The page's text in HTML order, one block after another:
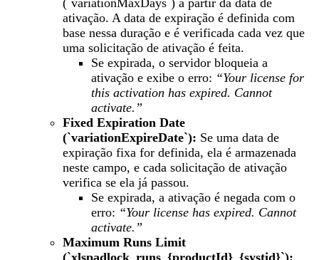
ativação. A data de expiração é definida com
base nessa duração e é verificada cada vez que
uma solicitação de ativação é feita.
Se expirada, o servidor bloqueia a
ativação e exibe o erro: “Your license for
this activation has expired. Cannot
activate.”
Fixed Expiration Date
(`variationExpireDate`): Se uma data de
expiração fixa for definida, ela é armazenada
neste campo, e cada solicitação de ativação
verifica se ela já passou.
Se expirada, a ativação é negada com o
erro: “Your license has expired. Cannot
activate.”
Maximum Runs Limit
(`xlspadlock_runs_{productId}_{systid}`):